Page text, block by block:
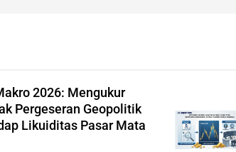
2026: Mengukur
Pergeseran Geopolitik
Likuiditas Pasar Mata